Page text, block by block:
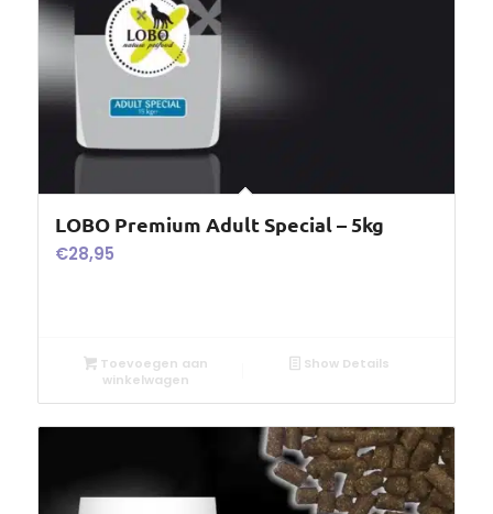
LOBO Premium Adult Special – 5kg
€28,95
Toevoegen aan
winkelwagen
Show Details